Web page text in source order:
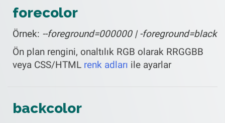
forecolor
Örnek: --foreground=000000 | -foreground=black
Ön plan rengini, onaltılık RGB olarak RRGGBB
veya CSS/HTML renk adları ile ayarlar
backcolor